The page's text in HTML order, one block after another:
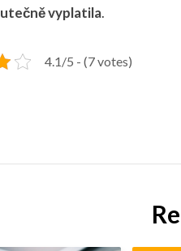
vyplatila.
4.1/5 - (7 votes)